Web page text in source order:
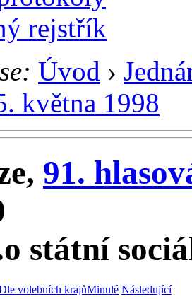
rejstřík
Úvod ›
května 1998
91.
státní
volebních krajůMinulé Následující